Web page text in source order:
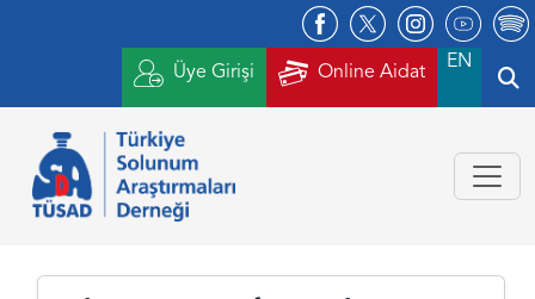
Üye Girişi Online Aidat
EN